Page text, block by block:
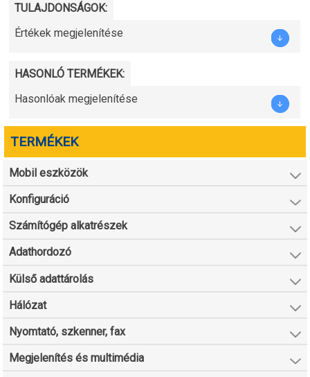
TULAJDONSÁGOK:
Értékek megjelenítése
HASONLÓ TERMÉKEK:
Hasonlóak megjelenítése
TERMÉKEK
Mobil eszközök
Konfiguráció
Számítógép alkatrészek
Adathordozó
Külső adattárolás
Hálózat
Nyomtató, szkenner, fax
Megjelenítés és multimédia